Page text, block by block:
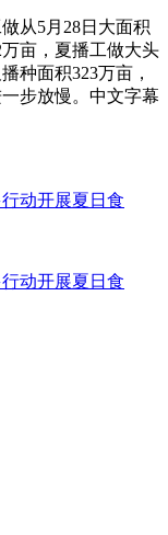
从5月28日大面积
亩，夏播工做大头
种面积323万亩，
步放慢。中文字幕
动开展夏日食
动开展夏日食